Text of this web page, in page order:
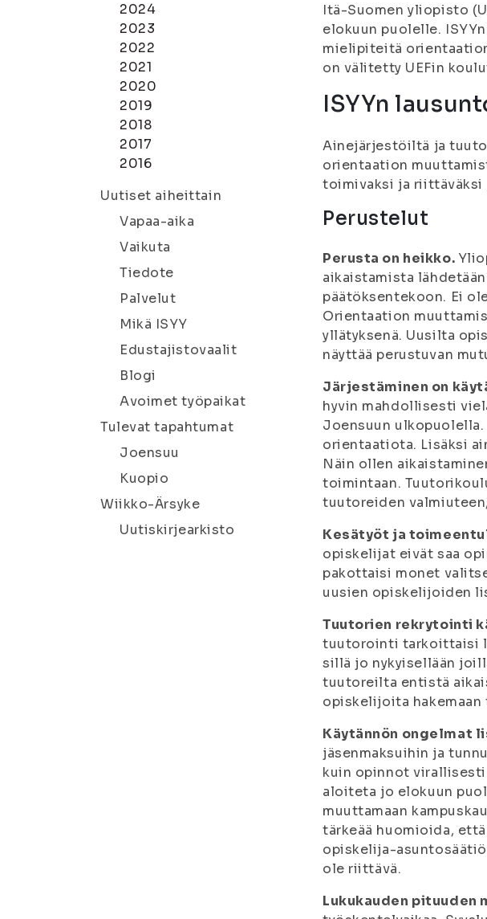
2024
2023
2022
2021
2020
2019
2018
2017
2016
Uutiset aiheittain
Vapaa-aika
Vaikuta
Tiedote
Palvelut
Mikä ISYY
Edustajistovaalit
Blogi
Avoimet työpaikat
Tulevat tapahtumat
Joensuu
Kuopio
Wiikko-Ärsyke
Uutiskirjearkisto
Itä-Suomen yliopisto
elokuun puolelle.
mielipiteitä
on välitetty UEFin
ISYYn
Ainejärjestöiltä ja
orientaation
toimivaksi ja riittäväksi
Perustelut
Perusta on heikko.
aikaistamista
päätöksentekoon. Ei
Orientaation
yllätyksenä. Uusilta
näyttää perustuvan
Järjestäminen on
hyvin mahdollisesti
Joensuun
orientaatiota. Lisäksi
Näin ollen
toimintaan.
tuutoreiden
Kesätyöt ja
opiskelijat eivät saa
pakottaisi monet
uusien opiskelijoiden
Tuutorien rekrytointi
tuutorointi tarkoittaisi
sillä jo nykyisellään
tuutoreilta entistä
opiskelijoita
Käytännön ongelmat
jäsenmaksuihin ja
kuin opinnot virallisesti
aloiteta jo elokuun
muuttamaan
tärkeää huomioida,
opiskelija-
ole riittävä.
Lukukauden pituuden